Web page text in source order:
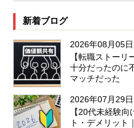
新着ブログ
2026年08月05日
【転職ストー
十分だったのに
マッチだった
2026年07月29日
【20代未経験
ト・デメリット